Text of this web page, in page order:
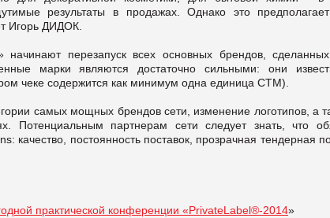
результаты в продажах. Однако это предполагает
Игорь ДИДОК.
начинают перезапуск всех основных брендов,
марки являются достаточно сильными: они
чеке содержится как минимум одна единица СТМ).
самых мощных брендов сети, изменение логотипов, а
Потенциальным партнерам сети следует знать, что
качество, постоянность поставок, прозрачная тендерная
практической конференции «PrivateLabel®-2014»